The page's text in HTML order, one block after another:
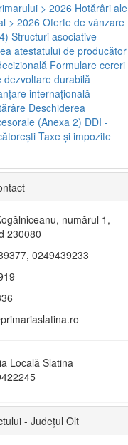
> 2026 Hotărâri ale
> 2026 Oferte de vânzare
Structuri asociative
atestatului de producător
Formulare cereri
dezvoltare durabilă
internaţională
Deschiderea
(Anexa 2) DDI -
Taxe şi impozite
numărul 1,
230080
0249439233
Locală Slatina
- Județul Olt